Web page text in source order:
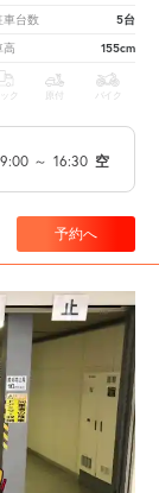
車台数 5台
高 155cm
ク 原付 バイク
9:00 ～ 16:30 空
予約へ